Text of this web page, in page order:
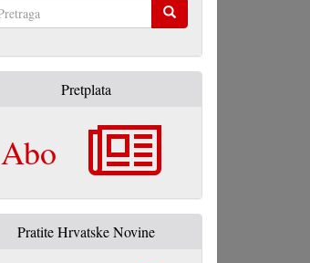
Pretplata
Abo
Pratite Hrvatske Novine